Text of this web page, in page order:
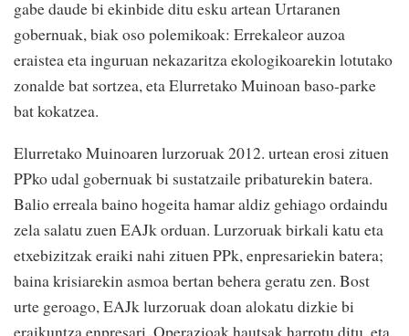
gabe daude bi ekinbide ditu esku artean Urtaranen
gobernuak, biak oso polemikoak: Errekaleor auzoa
eraistea eta inguruan nekazaritza ekologikoarekin lotutako
zonalde bat sortzea, eta Elurretako Muinoan baso-parke
bat kokatzea.
Elurretako Muinoaren lurzoruak 2012. urtean erosi zituen
PPko udal gobernuak bi sustatzaile pribaturekin batera.
Balio erreala baino hogeita hamar aldiz gehiago ordaindu
zela salatu zuen EAJk orduan. Lurzoruak birkali katu eta
etxebizitzak eraiki nahi zituen PPk, enpresariekin batera;
baina krisiarekin asmoa bertan behera geratu zen. Bost
urte geroago, EAJk lurzoruak doan alokatu dizkie bi
eraikuntza enpresari. Operazioak hautsak harrotu ditu, eta